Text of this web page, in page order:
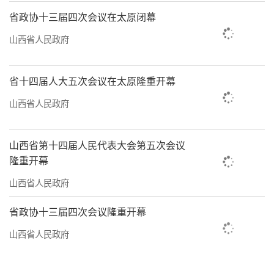
省政协十三届四次会议在太原闭幕
山西省人民政府
省十四届人大五次会议在太原隆重开幕
山西省人民政府
山西省第十四届人民代表大会第五次会议
隆重开幕
山西省人民政府
省政协十三届四次会议隆重开幕
山西省人民政府